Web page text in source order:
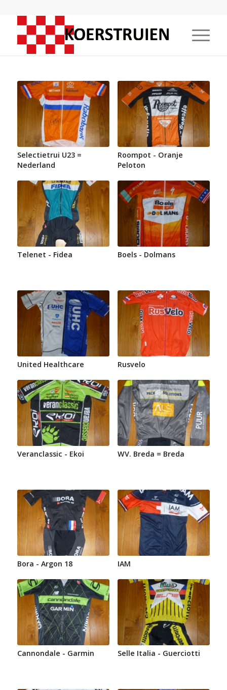
Selectietrui U23 =
Nederland
Roompot - Oranje
Peloton
Telenet - Fidea Boels - Dolmans
United Healthcare Rusvelo
Veranclassic - Ekoi WV. Breda = Breda
Bora - Argon 18 IAM
Cannondale - Garmin Selle Italia - Guerciotti